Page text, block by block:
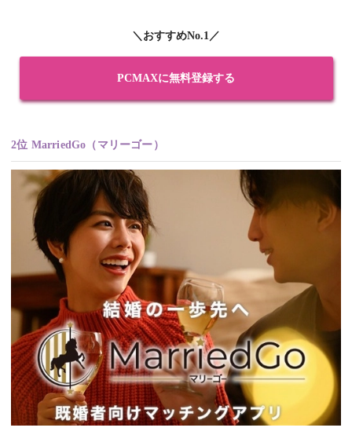
＼おすすめNo.1／
PCMAXに無料登録する
2位 MarriedGo（マリーゴー）